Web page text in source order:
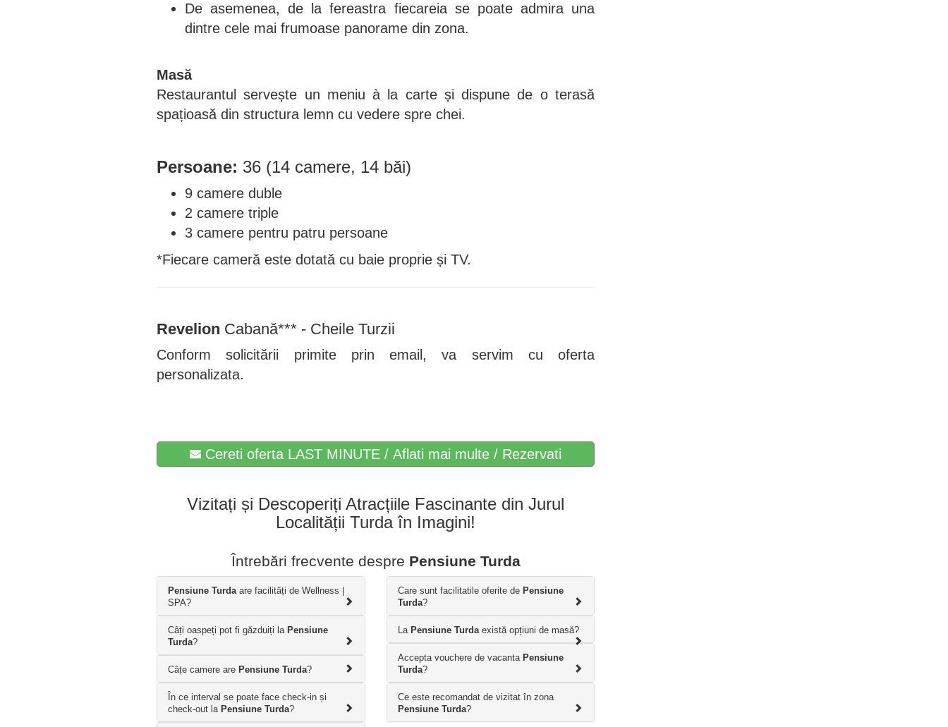
De asemenea, de la fereastra fiecareia se poate admira una
dintre cele mai frumoase panorame din zona.
Masă
Restaurantul servește un meniu à la carte și dispune de o terasă
spațioasă din structura lemn cu vedere spre chei.
Persoane: 36 (14 camere, 14 băi)
9 camere duble
2 camere triple
3 camere pentru patru persoane
*Fiecare cameră este dotată cu baie proprie și TV.
Revelion Cabană*** - Cheile Turzii
Conform solicitării primite prin email, va servim cu oferta
personalizata.
Cereti oferta LAST MINUTE / Aflati mai multe / Rezervati
Vizitați și Descoperiți Atracțiile Fascinante din Jurul
Localității Turda în Imagini!
Întrebări frecvente despre Pensiune Turda
Pensiune Turdaare facilități de Wellness |
SPA?
Câți oaspeți pot fi găzduiți la Pensiune
Turda?
Câțe camere are Pensiune Turda?
În ce interval se poate face check-in și
check-out la Pensiune Turda?
Care sunt facilitatile oferite de Pensiune
Turda?
La Pensiune Turdaexistă opțiuni de masă?
Accepta vouchere de vacanta Pensiune
Turda?
Ce este recomandat de vizitat în zona
Pensiune Turda?